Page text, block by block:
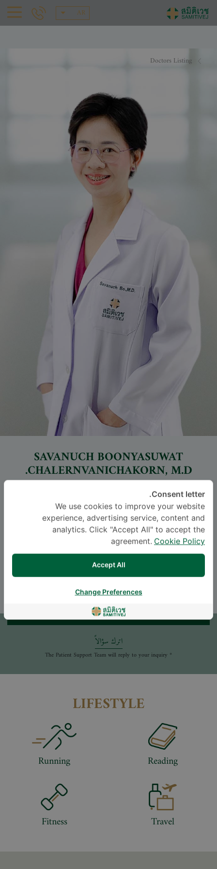
AR
Doctors Listing
SAVANUCH BOONYASUWAT
CHALERNVANICHAKORN, M.D.
مستشفى ساميتيويت الدولي للأطفال سريناكارين
Specialties: Pediatrics
-
Pediatric Nephrology, Pediatrics
اللغة
ENGLISH
THAI
موعد
اترك سؤالاً
* The Patient Support Team will reply to your inquiry
LIFESTYLE
Reading
Running
Travel
Fitness
Consent letter.
We use cookies to improve your website
experience, advertising service, content and
analytics. Click "Accept All" to accept the
agreement. Cookie Policy
Accept All
Change Preferences